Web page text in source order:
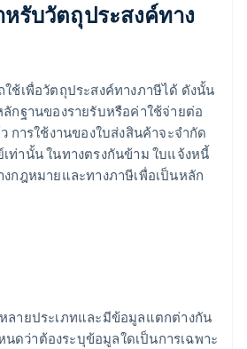
รับวัตถุประสงค์ทาง
ช้เพื่อวัตถุประสงค์ทางภาษีได้ ดังนั้น
กฐานของรายรับหรือค่าใช้จ่ายต่อ
การใช้งานของใบส่งสินค้าจะจำกัด
ท่านั้น ในทางตรงกันข้าม ใบแจ้งหนี้
กฎหมายและทางภาษีเพื่อเป็นหลัก
ลายประเภทและมีข้อมูลแตกต่างกัน
ดว่าต้องระบุข้อมูลใดเป็นการเฉพาะ